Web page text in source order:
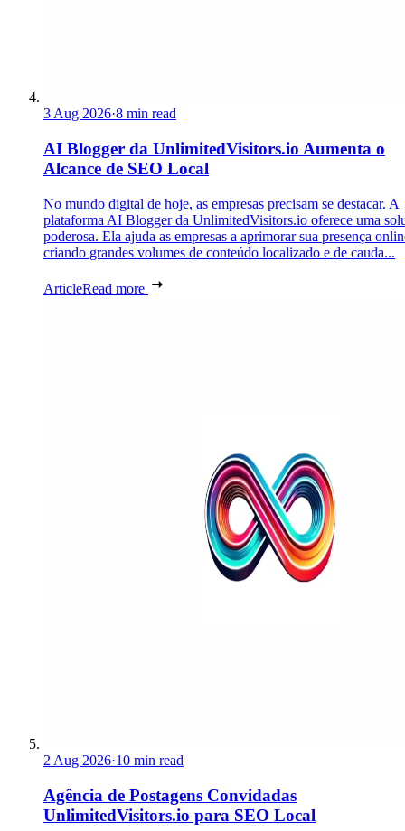
3 Aug 2026·8 min read
AI Blogger da UnlimitedVisitors.io Aumenta o
Alcance de SEO Local
No mundo digital de hoje, as empresas precisam se destacar. A
plataforma AI Blogger da UnlimitedVisitors.io oferece uma
poderosa. Ela ajuda as empresas a aprimorar sua presença
criando grandes volumes de conteúdo localizado e de cauda...
ArticleRead more
2 Aug 2026·10 min read
Agência de Postagens Convidadas
UnlimitedVisitors.io para SEO Local